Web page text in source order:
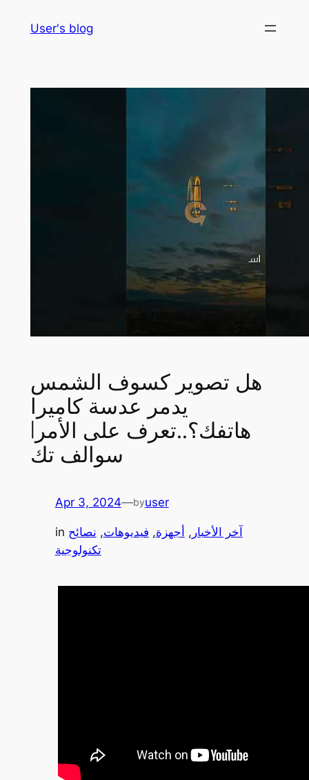
User's blog
هل تصوير كسوف الشمس
يدمر عدسة كاميرا
هاتفك؟..تعرف على الأمر|
سوالف تك
Apr 3, 2024—byuser
in آخر الأخبار , أجهزة, فيديوهات, نصائح
تكنولوجية